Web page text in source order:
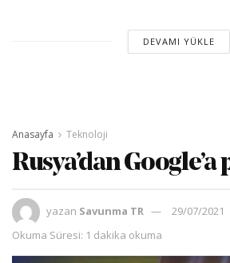
DEVAMI YÜKLE
Anasayfa Teknoloji
Rusya’dan Google’a
yazan Savunma TR
29/07/2021
Okuma Süresi: 1 dakika okuma